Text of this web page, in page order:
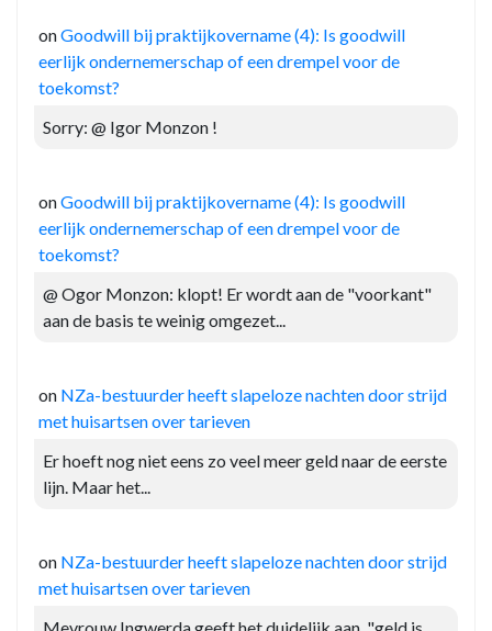
onGoodwill bij praktijkovername (4): Is goodwill
eerlijk ondernemerschap of een drempel voor de
toekomst?
Sorry: @ Igor Monzon !
onGoodwill bij praktijkovername (4): Is goodwill
eerlijk ondernemerschap of een drempel voor de
toekomst?
@ Ogor Monzon: klopt! Er wordt aan de "voorkant"
aan de basis te weinig omgezet...
on NZa-bestuurder heeft slapeloze nachten door strijd
met huisartsen over tarieven
Er hoeft nog niet eens zo veel meer geld naar de eerste
lijn. Maar het...
on NZa-bestuurder heeft slapeloze nachten door strijd
met huisartsen over tarieven